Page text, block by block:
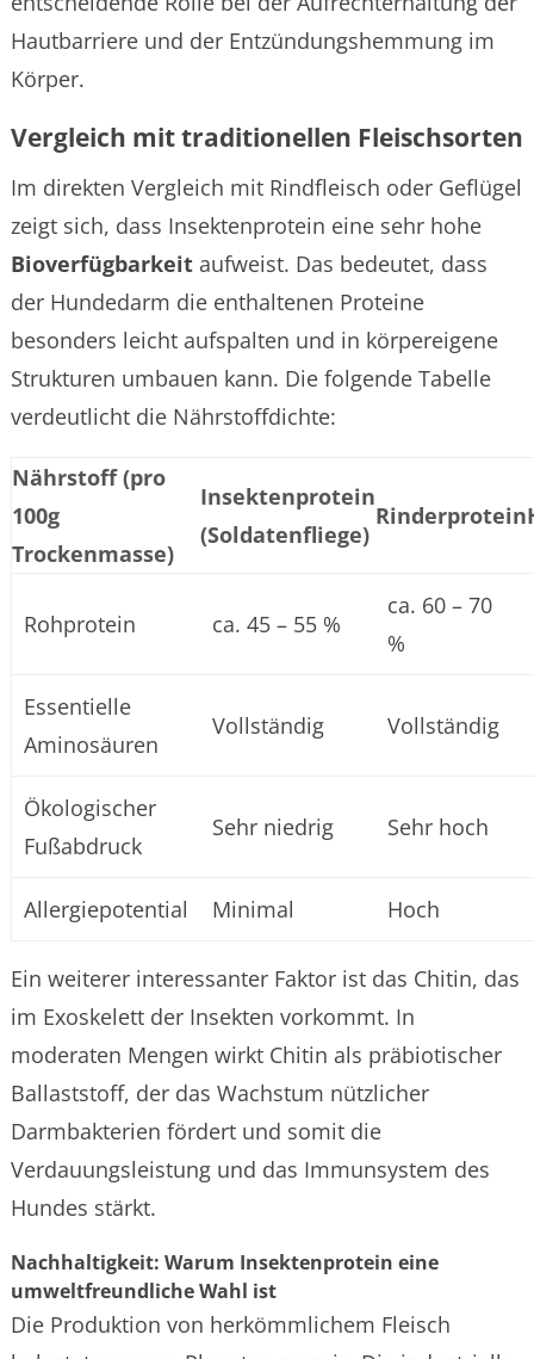
Hautbarriere und der Entzündungshemmung im
Körper.
Vergleich mit traditionellen Fleischsorten
Im direkten Vergleich mit Rindfleisch oder Geflügel
zeigt sich, dass Insektenprotein eine sehr hohe
Bioverfügbarkeitaufweist. Das bedeutet, dass
der Hundedarm die enthaltenen Proteine
besonders leicht aufspalten und in körpereigene
Strukturen umbauen kann. Die folgende Tabelle
verdeutlicht die Nährstoffdichte:
Nährstoff (pro
100g
Trockenmasse)
Insektenprotein
(Soldatenfliege)
Rinderprotein
Rohprotein ca. 45 – 55 %
ca. 60 – 70
%
Essentielle
Aminosäuren
Vollständig Vollständig
Ökologischer
Fußabdruck
Sehr niedrig Sehr hoch
Allergiepotential Minimal Hoch
Ein weiterer interessanter Faktor ist das Chitin, das
im Exoskelett der Insekten vorkommt. In
moderaten Mengen wirkt Chitin als präbiotischer
Ballaststoff, der das Wachstum nützlicher
Darmbakterien fördert und somit die
Verdauungsleistung und das Immunsystem des
Hundes stärkt.
Nachhaltigkeit: Warum Insektenprotein eine
umweltfreundliche Wahl ist
Die Produktion von herkömmlichem Fleisch